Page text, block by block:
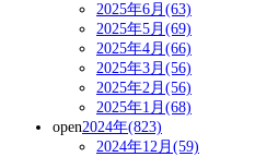
2025年6月(63)
2025年5月(69)
2025年4月(66)
2025年3月(56)
2025年2月(56)
2025年1月(68)
open2024年(823)
2024年12月(59)